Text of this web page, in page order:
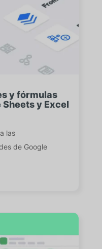
y fórmulas
y Excel
las
de Google